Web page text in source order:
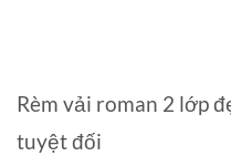
Rèm vải roman 2 lớp
tuyệt đối